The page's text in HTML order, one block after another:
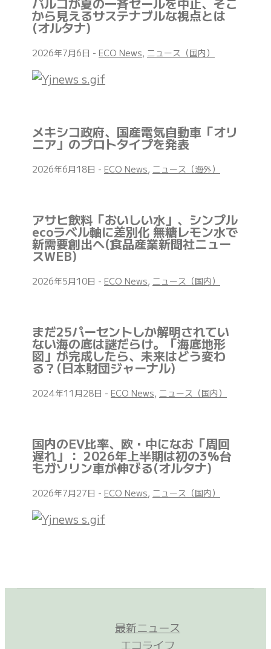
から見えるサステナブルな視点とは
(オルタナ)
2026年7月6日 - ECO News, ニュース（国内）
メキシコ政府、国産電気自動車「オリ
ニア」のプロトタイプを発表
2026年6月18日 - ECO News, ニュース（海外）
アサヒ飲料「おいしい水」、シンプル
ecoラベル軸に差別化 無糖レモン水で
新需要創出へ(食品産業新聞社ニュー
スWEB)
2026年5月10日 - ECO News, ニュース（国内）
まだ25パーセントしか解明されてい
ない海の底は謎だらけ。「海底地形
図」が完成したら、未来はどう変わ
る？(日本財団ジャーナル)
2024年11月28日 - ECO News, ニュース（国内）
国内のEV比率、欧・中になお「周回
遅れ」： 2026年上半期は初の3%台
もガソリン車が伸びる(オルタナ)
2026年7月27日 - ECO News, ニュース（国内）
最新ニュース
エコライフ